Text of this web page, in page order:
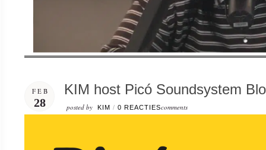
FEB
28
KIM host Picó Soundsystem
posted by KIM / 0 REACTIEScomments